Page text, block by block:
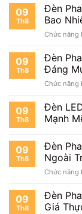
09
Th8
Đèn
Bao
Chức năng
09
Th8
Đèn
Đáng
Chức năng
09
Th8
Đèn
Mạnh
09
Th8
Đèn
Ngoài
Chức năng
09
Th8
Đèn
Giá